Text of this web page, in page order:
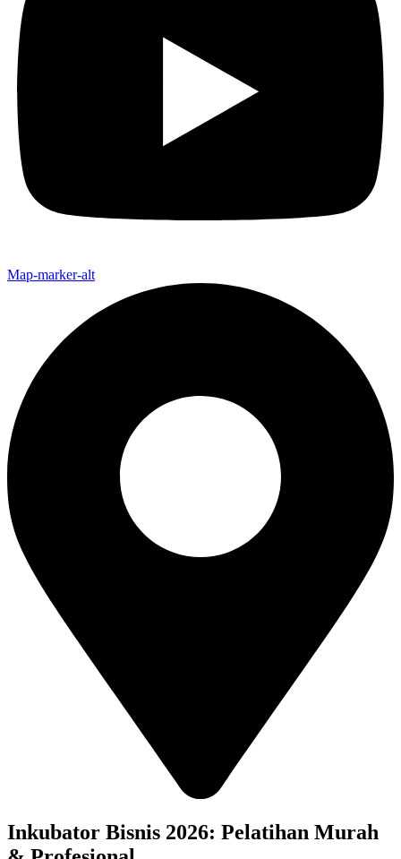
Map-marker-alt
Inkubator Bisnis 2026: Pelatihan Murah